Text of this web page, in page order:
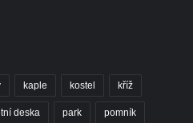
kaple kostel kříž
deska park pomník